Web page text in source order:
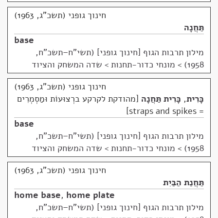
חינוך גופני (תשכ"ג, 1963)
תַּחֲנָה
base
מילון תרבות הגוף [חינוך גופני] (תשי"ח–תשכ"ח,
1958)
> מונחי כדור-תחנות > שדה המשחק והציוד
חינוך גופני (תשכ"ג, 1963)
כָּרִית, כָּרִית תַּחֲנָה מהודקת לקרקע ברְצוּעוֹת וּמַסְמְרִים
= straps and spikes
base
מילון תרבות הגוף [חינוך גופני] (תשי"ח–תשכ"ח,
1958)
> מונחי כדור-תחנות > שדה המשחק והציוד
חינוך גופני (תשכ"ג, 1963)
תַּחֲנַת הַבַּיִת
home base, home plate
מילון תרבות הגוף [חינוך גופני] (תשי"ח–תשכ"ח,